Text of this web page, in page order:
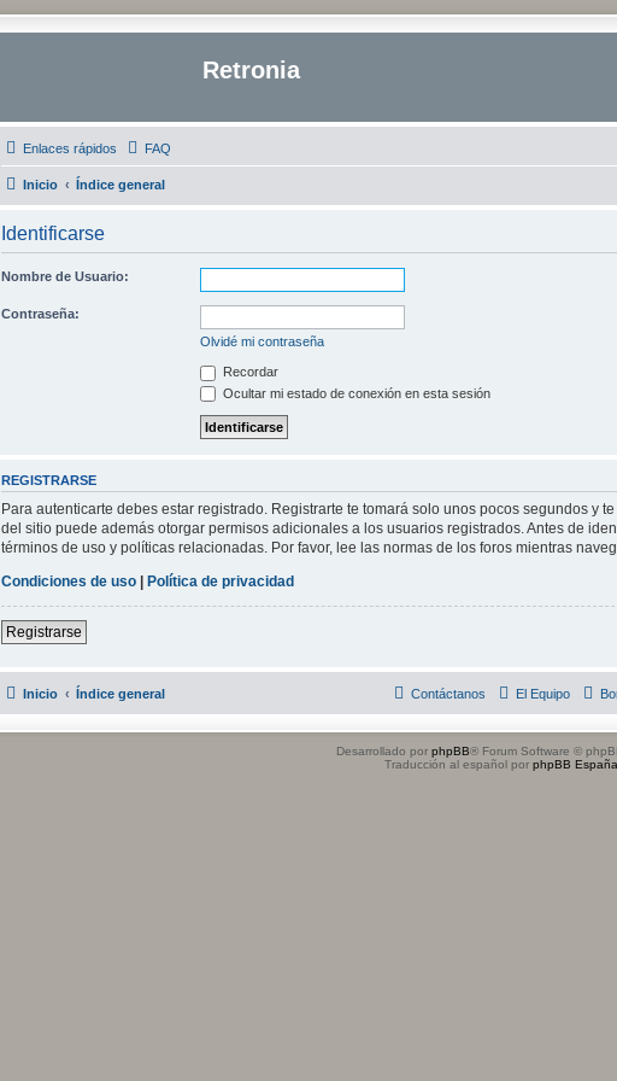
Retronia
Enlaces rápidos FAQ
Inicio Índice general
Identificarse
Nombre de Usuario:
Contraseña:
Olvidé mi contraseña
Recordar
Ocultar mi estado de conexión en esta sesión
REGISTRARSE
Para autenticarte debes estar registrado. Registrarte te tomará solo unos pocos segundos y
del sitio puede además otorgar permisos adicionales a los usuarios registrados. Antes de
términos de uso y políticas relacionadas. Por favor, lee las normas de los foros mientras
Condiciones de uso | Política de privacidad
Registrarse
Inicio Índice general El Equipo
Contáctanos
Desarrollado por phpBB® Forum Software ©
Traducción al español por phpBB España